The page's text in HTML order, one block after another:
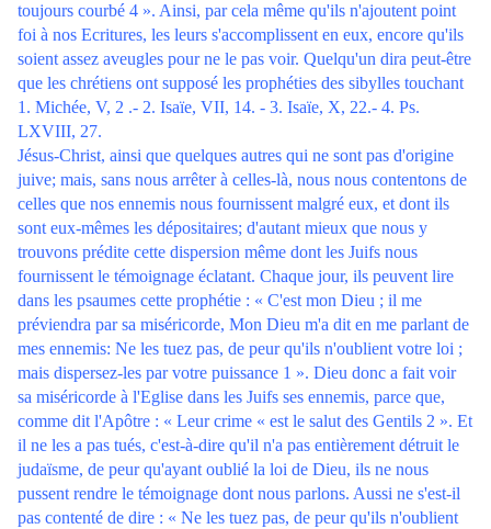
toujours courbé 4 ». Ainsi, par cela même qu'ils n'ajoutent point
foi à nos Ecritures, les leurs s'accomplissent en eux, encore qu'ils
soient assez aveugles pour ne le pas voir. Quelqu'un dira peut-être
que les chrétiens ont supposé les prophéties des sibylles touchant
1. Michée, V, 2 .- 2. Isaïe, VII, 14. - 3. Isaïe, X, 22.- 4. Ps.
LXVIII, 27.
Jésus-Christ, ainsi que quelques autres qui ne sont pas d'origine
juive; mais, sans nous arrêter à celles-là, nous nous contentons de
celles que nos ennemis nous fournissent malgré eux, et dont ils
sont eux-mêmes les dépositaires; d'autant mieux que nous y
trouvons prédite cette dispersion même dont les Juifs nous
fournissent le témoignage éclatant. Chaque jour, ils peuvent lire
dans les psaumes cette prophétie : « C'est mon Dieu ; il me
préviendra par sa miséricorde, Mon Dieu m'a dit en me parlant de
mes ennemis: Ne les tuez pas, de peur qu'ils n'oublient votre loi ;
mais dispersez-les par votre puissance 1 ». Dieu donc a fait voir
sa miséricorde à l'Eglise dans les Juifs ses ennemis, parce que,
comme dit l'Apôtre : « Leur crime « est le salut des Gentils 2 ». Et
il ne les a pas tués, c'est-à-dire qu'il n'a pas entièrement détruit le
judaïsme, de peur qu'ayant oublié la loi de Dieu, ils ne nous
pussent rendre le témoignage dont nous parlons. Aussi ne s'est-il
pas contenté de dire : « Ne les tuez pas, de peur qu'ils n'oublient